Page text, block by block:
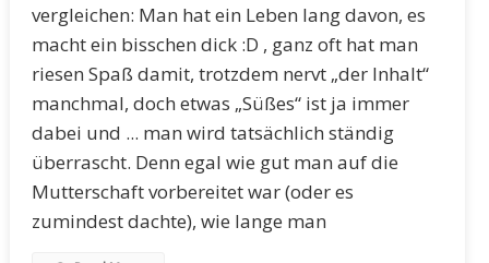
vergleichen: Man hat ein Leben lang davon, es
macht ein bisschen dick :D , ganz oft hat man
riesen Spaß damit, trotzdem nervt „der Inhalt“
manchmal, doch etwas „Süßes“ ist ja immer
dabei und ... man wird tatsächlich ständig
überrascht. Denn egal wie gut man auf die
Mutterschaft vorbereitet war (oder es
zumindest dachte), wie lange man